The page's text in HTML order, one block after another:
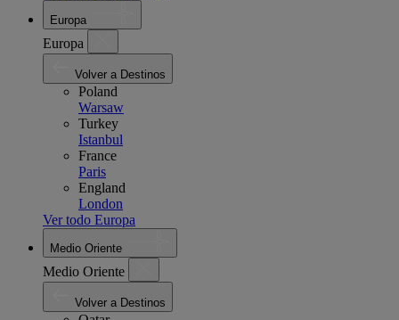
Europa
Europa
Volver a Destinos
Poland
Warsaw
Turkey
Istanbul
France
Paris
England
London
Ver todo Europa
Medio Oriente
Medio Oriente
Volver a Destinos